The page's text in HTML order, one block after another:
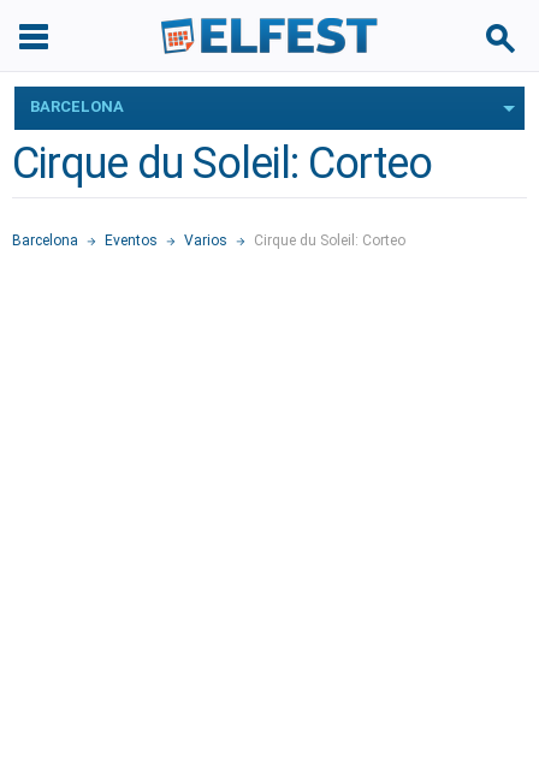
BARCELONA
Cirque du Soleil: Corteo
Barcelona Eventos Varios Cirque du Soleil: Corteo